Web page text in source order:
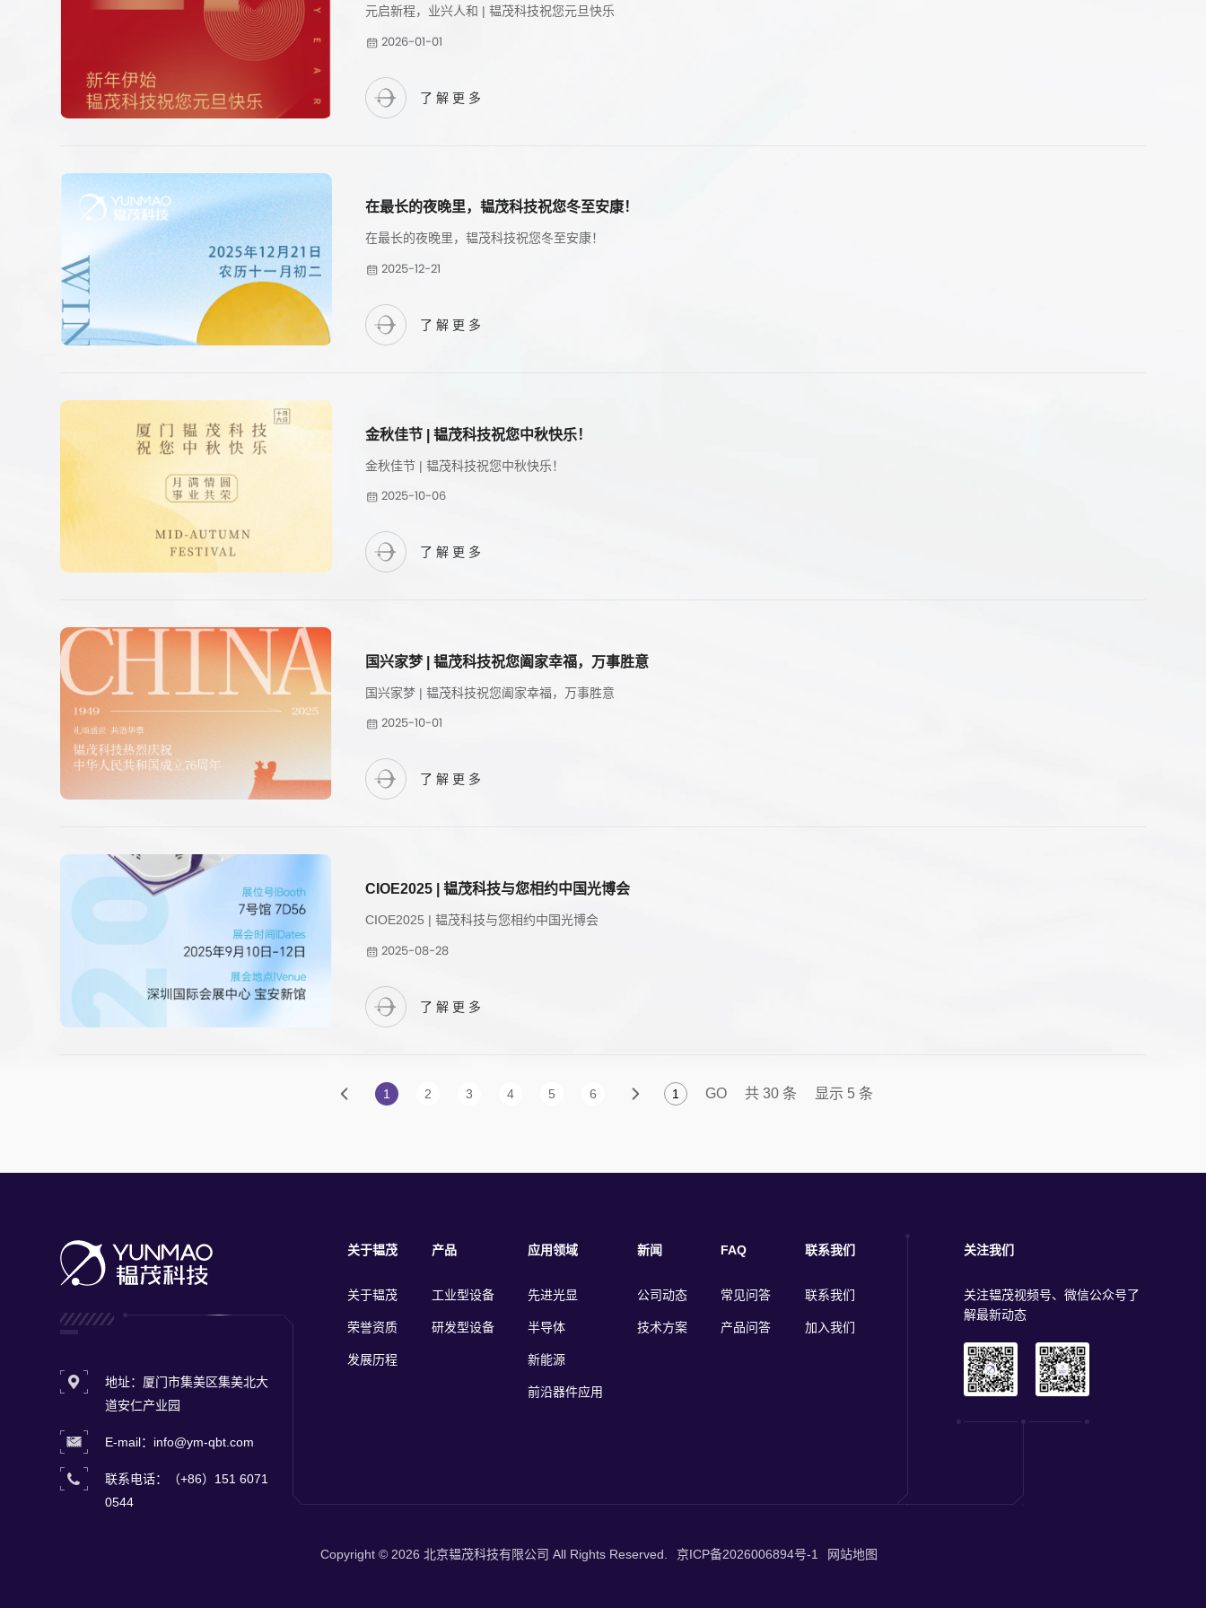
元启新程，业兴人和 | 韫茂科技祝您元旦快乐
2026-01-01
了解更多
在最长的夜晚里，韫茂科技祝您冬至安康！
在最长的夜晚里，韫茂科技祝您冬至安康！
2025-12-21
了解更多
金秋佳节 | 韫茂科技祝您中秋快乐！
金秋佳节 | 韫茂科技祝您中秋快乐！
2025-10-06
了解更多
国兴家梦 | 韫茂科技祝您阖家幸福，万事胜意
国兴家梦 | 韫茂科技祝您阖家幸福，万事胜意
2025-10-01
了解更多
CIOE2025 | 韫茂科技与您相约中国光博会
CIOE2025 | 韫茂科技与您相约中国光博会
2025-08-28
了解更多
1 2 3 4 5 6 GO 共 30 条 显示 5 条
地址：厦门市集美区集美北大
道安仁产业园
E-mail：info@ym-qbt.com
联系电话：（+86）151 6071
0544
关于韫茂
关于韫茂
荣誉资质
发展历程
产品
工业型设备
研发型设备
应用领域
先进光显
半导体
新能源
前沿器件应用
新闻
公司动态
技术方案
FAQ
常见问答
产品问答
联系我们
联系我们
加入我们
关注我们
关注韫茂视频号、微信公众号了
解最新动态
Copyright © 2026 北京韫茂科技有限公司 All Rights Reserved. 京ICP备2026006894号-1 网站地图